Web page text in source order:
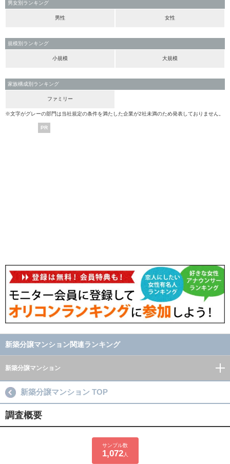
男女別ランキング
男性 女性
規模別ランキング
小規模 大規模
家族構成別ランキング
ファミリー
※文字がグレーの部門は当社規定の条件を満たした企業が2社未満のため発表しておりません。
PR
新築分譲マンション関連ランキング
新築分譲マンション
新築分譲マンション TOP
調査概要
サンプル数
1,072人